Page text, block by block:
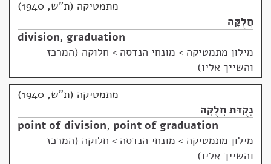
מתמטיקה (ת"ש, 1940)
חֲלֻקָּה
division, graduation
מילון מתמטיקה > מונחי הנדסה > חלוקה (המרכז
והשייך אליו)
מתמטיקה (ת"ש, 1940)
נְקֻדַּת חֲלֻקָּה
point of division, point of graduation
מילון מתמטיקה > מונחי הנדסה > חלוקה (המרכז
והשייך אליו)